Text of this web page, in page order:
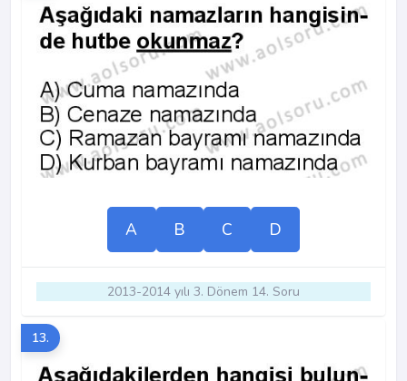
A B C D
2013-2014 yılı 3. Dönem 14. Soru
13.